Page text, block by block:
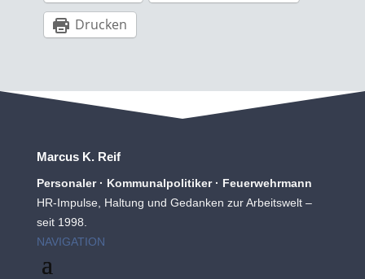
Drucken
Marcus K. Reif
Personaler · Kommunalpolitiker · Feuerwehrmann
HR-Impulse, Haltung und Gedanken zur Arbeitswelt –
seit 1998.
NAVIGATION